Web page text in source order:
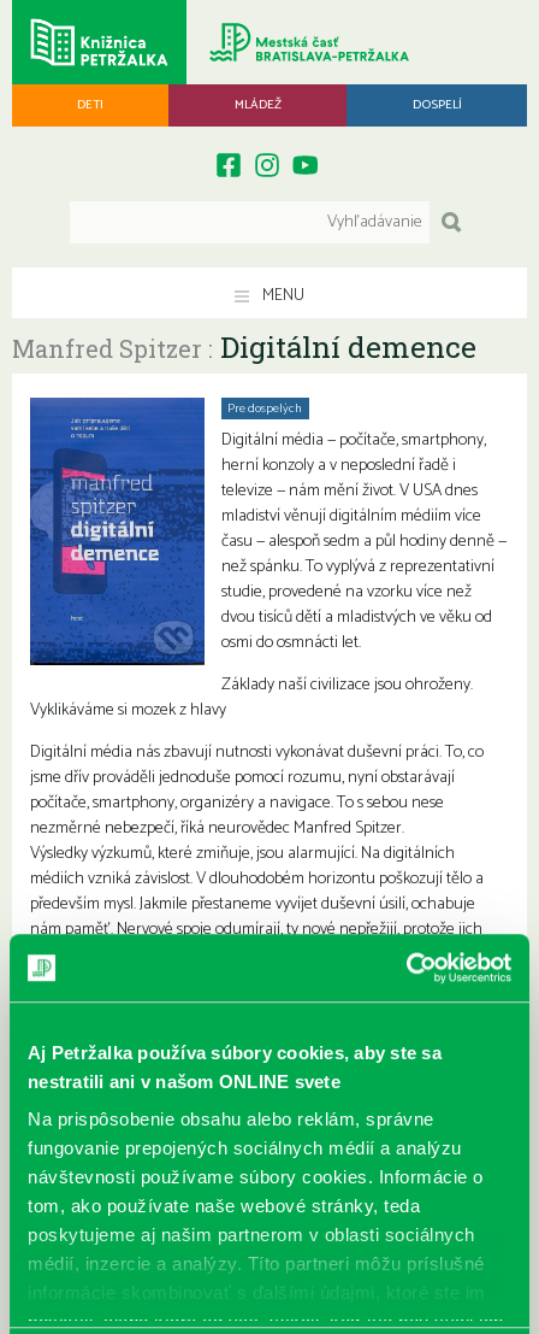
Aj Petržalka používa súbory cookies, aby ste sa
nestratili ani v našom ONLINE svete
Na prispôsobenie obsahu alebo reklám, správne
fungovanie prepojených sociálnych médií a analýzu
návštevnosti používame súbory cookies. Informácie o
tom, ako používate naše webové stránky, teda
poskytujeme aj našim partnerom v oblasti sociálnych
médií, inzercie a analýzy. Títo partneri môžu príslušné
informácie skombinovať s ďalšími údajmi, ktoré ste im
poskytli, alebo ktoré od vás získali, keď ste používali ich
DETI MLÁDEŽ DOSPELÍ
MENU
Manfred Spitzer : Digitální demence
Pre dospelých
Digitální média — počítače, smartphony,
herní konzoly a v neposlední řadě i
televize — nám mění život. V USA dnes
mladiství věnují digitálním médiím více
času — alespoň sedm a půl hodiny denně —
než spánku. To vyplývá z reprezentativní
studie, provedené na vzorku více než
dvou tisíců dětí a mladistvých ve věku od
osmi do osmnácti let.
Základy naší civilizace jsou ohroženy.
Vyklikáváme si mozek z hlavy
Digitální média nás zbavují nutnosti vykonávat duševní práci. To, co
jsme dřív prováděli jednoduše pomocí rozumu, nyní obstarávají
počítače, smartphony, organizéry a navigace. To s sebou nese
nezměrné nebezpečí, říká neurovědec Manfred Spitzer.
Výsledky výzkumů, které zmiňuje, jsou alarmující. Na digitálních
médiích vzniká závislost. V dlouhodobém horizontu poškozují tělo a
především mysl. Jakmile přestaneme vyvíjet duševní úsilí, ochabuje
nám paměť. Nervové spoje odumírají, ty nové nepřežijí, protože jich
není třeba. U dětí a mladistvých dramaticky klesá vinou digitálních
médií schopnost učení a výsledkem jsou poruchy pozornosti a čtení,
úzkost a otupělost, poruchy spánku a deprese, nadváha, sklony k násilí
vybízí k omezení konzumního způsobu života, především u dětí,
abychom zabránili digitální demenci.
V Německu i anglosaském světě vzbudila kniha značný ohlas mimo
jiné i ze strany rodičů a pedagogů, nicméně reakce odborné veřejnosti
byly dosti kontroverzní.